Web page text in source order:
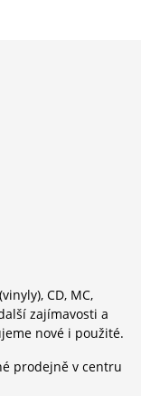
CD, MC,
zajímavosti a
nové i použité.
prodejně v centru